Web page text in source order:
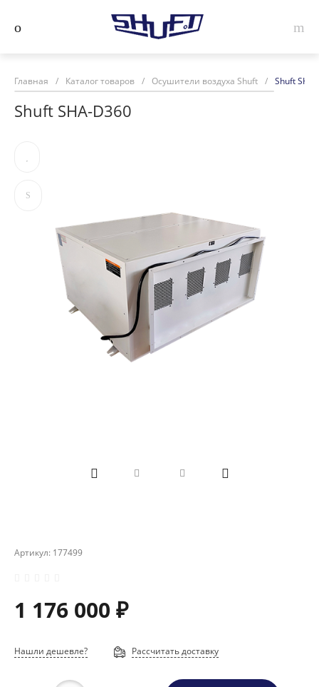
Главная / Каталог товаров / Осушители воздуха Shuft / Shuft
Shuft SHA-D360
Артикул: 177499
1 176 000 ₽
Нашли дешевле? Рассчитать доставку